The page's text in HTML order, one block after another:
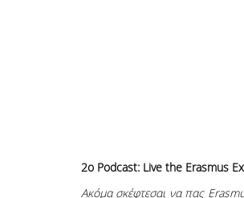
2o Podcast: Live the Erasmus
Ακόμα σκέφτεσαι να πας